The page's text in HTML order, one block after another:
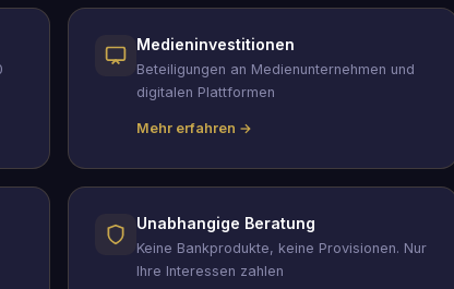
Medieninvestitionen
Beteiligungen an Medienunternehmen und
digitalen Plattformen
Mehr erfahren →
Unabhangige Beratung
Keine Bankprodukte, keine Provisionen. Nur
Ihre Interessen zahlen